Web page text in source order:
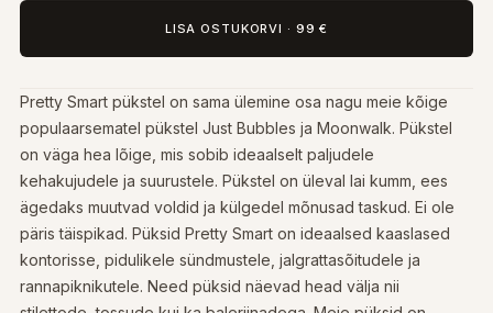
LISA OSTUKORVI · 99 €
Pretty Smart pükstel on sama ülemine osa nagu meie kõige
populaarsematel pükstel Just Bubbles ja Moonwalk. Pükstel
on väga hea lõige, mis sobib ideaalselt paljudele
kehakujudele ja suurustele. Pükstel on üleval lai kumm, ees
ägedaks muutvad voldid ja külgedel mõnusad taskud. Ei ole
päris täispikad. Püksid Pretty Smart on ideaalsed kaaslased
kontorisse, pidulikele sündmustele, jalgrattasõitudele ja
rannapiknikutele. Need püksid näevad head välja nii